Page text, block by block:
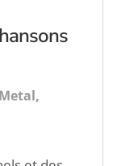
Metal,